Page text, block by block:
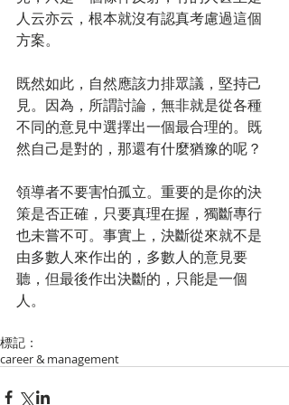
人云亦云，根本就沒有認真考慮過這個
方案。
既然如此，自然應該力排眾議，堅持己
見。因為，所謂討論，無非就是從各種
不同的意見中選擇出一個最合理的。既
然自己是對的，那還有什麼猶豫的呢？
領導者不要害怕孤立。重要的是你的決
策是否正確，只要真理在握，獨斷專行
也未嘗不可。事實上，決斷從來就不是
由多數人來作出的，多數人的意見要
聽，但最後作出決斷的，只能是一個
人。
標記：
career & management